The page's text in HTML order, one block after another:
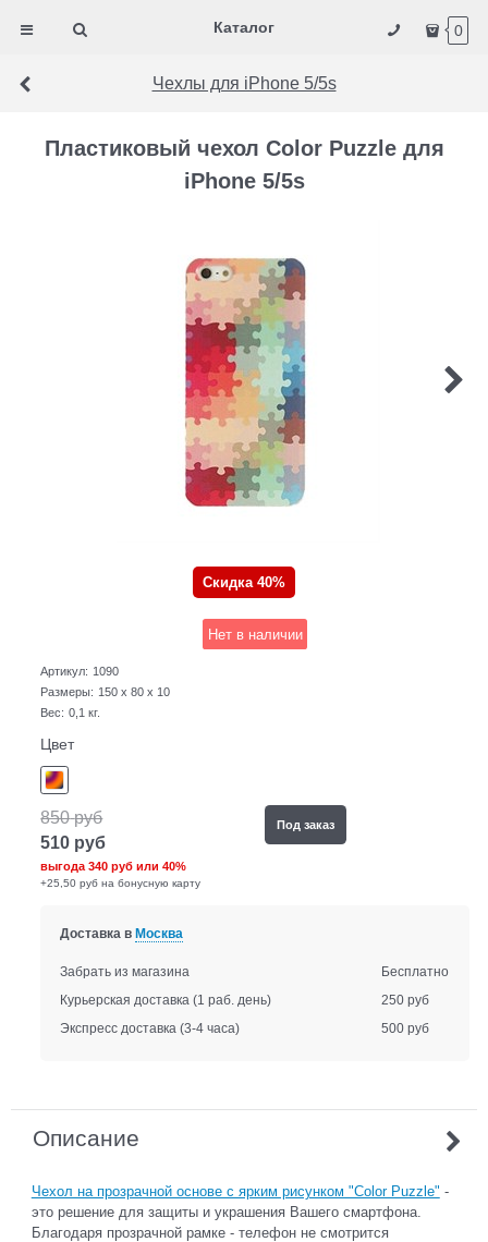
Каталог 0
Чехлы для iPhone 5/5s
Пластиковый чехол Color Puzzle для
iPhone 5/5s
Скидка 40%
Нет в наличии
Артикул: 1090
Размеры: 150 x 80 x 10
Вес: 0,1 кг.
Цвет
850 руб
510 руб
выгода340 руб или40%
+25,50 руб на бонусную карту
Под заказ
Доставка в Москва
Забрать из магазина
Бесплатно
Курьерская доставка (1 раб. день)
250 руб
Экспресс доставка (3-4 часа) 500 руб
Описание
Чехол на прозрачной основе с ярким рисунком "Color Puzzle" -
это решение для защиты и украшения Вашего смартфона.
Благодаря прозрачной рамке - телефон не смотрится